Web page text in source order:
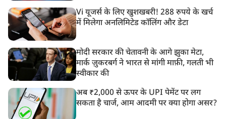
Vi यूजर्स के लिए खुशखबरी! 288 रुपये के खर्च
में मिलेगा अनलिमिटेड कॉलिंग और डेटा
मोदी सरकार की चेतावनी के आगे झुका मेटा,
मार्क ज़ुकरबर्ग ने भारत से मांगी माफ़ी, गलती भी
स्वीकार की
अब ₹2,000 से ऊपर के UPI पेमेंट पर लग
सकता है चार्ज, आम आदमी पर क्या होगा असर?